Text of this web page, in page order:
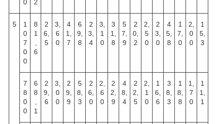
0
2
5
1
0
7
0
0
8
1
6
2
6,
5
3,
6
0
4
1,
7
6
9,
8
2
3,
4
3,
1
0
3
1,
8
5
7,
9
2
0,
2
2,
5
0
2
3,
0
4
5,
8
1
7,
0
2,
0
0
1
5,
3
7
8
0
0
6
8
1
2
9,
6
3,
0
0
2
9,
9
5
8,
3
2
6,
0
2,
6
0
2
2,
9
4
8,
4
2
2,
5
2,
1
0
1
6,
6
3
8,
3
1
8,
8
1,
7
0
1
1,
1